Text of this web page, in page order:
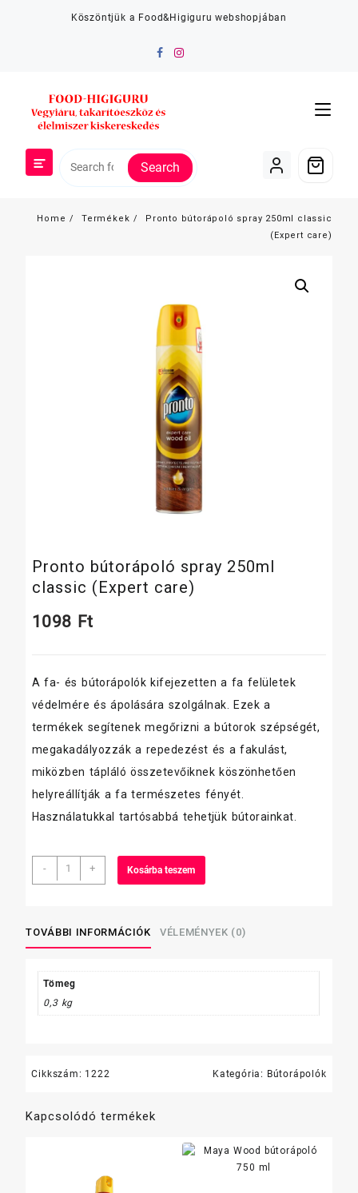
Köszöntjük a Food&Higiguru webshopjában
Search
Home Termékek
Pronto bútorápoló spray 250ml classic
(Expert care)
Pronto bútorápoló spray 250ml
classic (Expert care)
1098 Ft
A fa- és bútorápolók kifejezetten a fa felületek
védelmére és ápolására szolgálnak. Ezek a
termékek segítenek megőrizni a bútorok szépségét,
megakadályozzák a repedezést és a fakulást,
miközben tápláló összetevőiknek köszönhetően
helyreállítják a fa természetes fényét.
Használatukkal tartósabbá tehetjük bútorainkat.
-
Pronto
bútorápoló
classic
(Expert
mennyiség
+ Kosárba teszem
TOVÁBBI INFORMÁCIÓK VÉLEMÉNYEK (0)
Tömeg
0,3 kg
Cikkszám: 1222 Kategória: Bútorápolók
Kapcsolódó termékek